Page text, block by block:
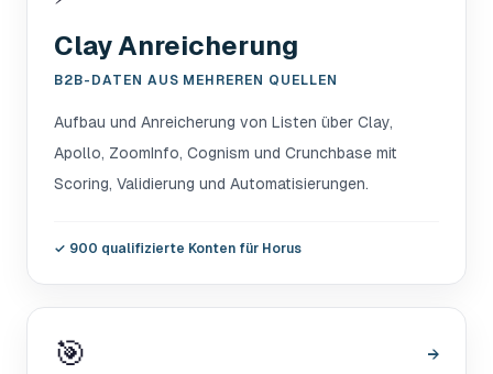
Clay Anreicherung
B2B-DATEN AUS MEHREREN QUELLEN
Aufbau und Anreicherung von Listen über Clay,
Apollo, ZoomInfo, Cognism und Crunchbase mit
Scoring, Validierung und Automatisierungen.
✓ 900 qualifizierte Konten für Horus
🎯 →